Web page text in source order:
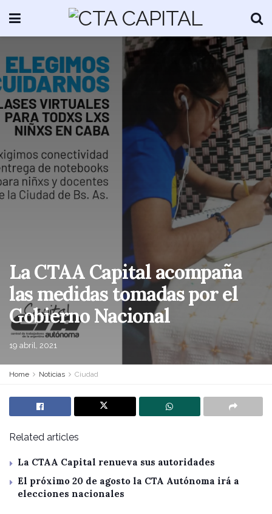
La CTAA Capital acompaña
las medidas tomadas por el
Gobierno Nacional
19 abril, 2021
Home Noticias Ciudad
Related articles
La CTAA Capital renueva sus autoridades
El próximo 20 de agosto la CTA Autónoma irá a
elecciones nacionales